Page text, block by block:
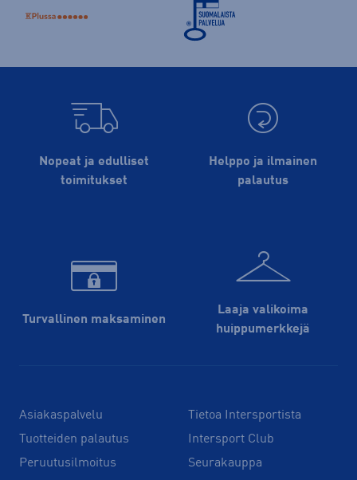
Nopeat ja edulliset
toimitukset
Helppo ja ilmainen
palautus
Turvallinen maksaminen
Laaja valikoima
huippu­merkkejä
Asiakaspalvelu
Tuotteiden palautus
Peruutusilmoitus
Tietoa Intersportista
Intersport Club
Seurakauppa